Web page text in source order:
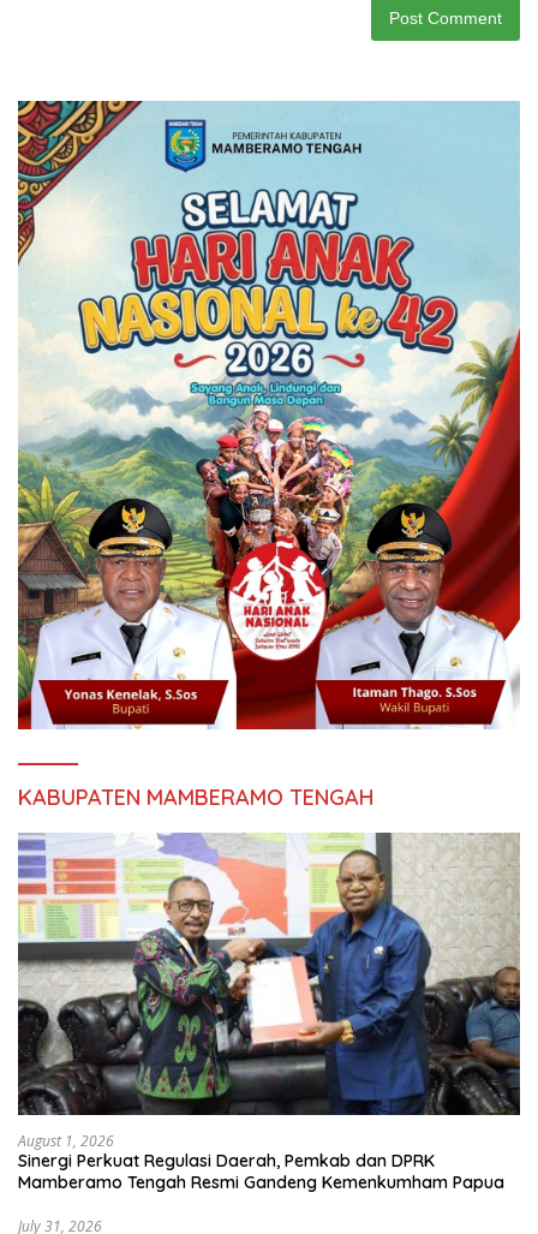
KABUPATEN MAMBERAMO TENGAH
August 1, 2026
Sinergi Perkuat Regulasi Daerah, Pemkab dan DPRK
Mamberamo Tengah Resmi Gandeng Kemenkumham Papua
July 31, 2026